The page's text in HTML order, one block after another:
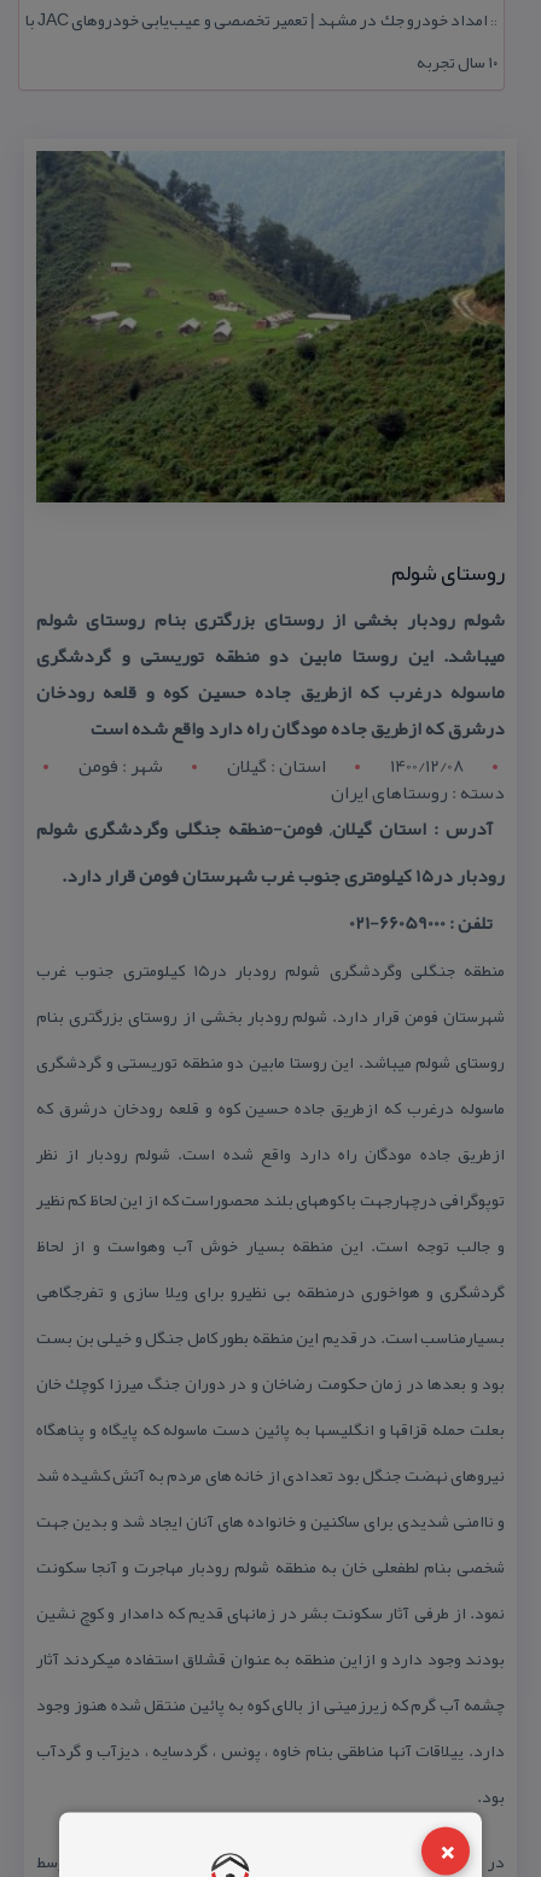
×
::
امداد خودرو جك در مشهد | تعمیر تخصصی و عیب‌یابی خودروهای JAC با
۱۰ سال تجربه
روستای شولم
شولم رودبار بخشی از روستای بزرگتری بنام روستای شولم
میباشد. این روستا مابین دو منطقه توریستی و گردشگری
ماسوله درغرب كه ازطریق جاده حسین كوه و قلعه رودخان
درشرق كه ازطریق جاده مودگان راه دارد واقع شده است
1400/12/08
استان : گيلان شهر : فومن
دسته : روستاهای ایران
آدرس : استان گیلان, فومن-منطقه جنگلی وگردشگری شولم
رودبار در۱۵ كیلومتری جنوب غرب شهرستان فومن قرار دارد.
تلفن : 66059000-021
منطقه جنگلی وگردشگری شولم رودبار در۱۵ كیلومتری جنوب غرب
شهرستان فومن قرار دارد. شولم رودبار بخشی از روستای بزرگتری بنام
روستای شولم میباشد. این روستا مابین دو منطقه توریستی و گردشگری
ماسوله درغرب كه ازطریق جاده حسین كوه و قلعه رودخان درشرق كه
ازطریق جاده مودگان راه دارد واقع شده است. شولم رودبار از نظر
توپوگرافی درچهارجهت با كوههای بلند محصوراست كه از این لحاظ كم نظیر
و جالب توجه است. این منطقه بسیار خوش آب وهواست و از لحاظ
گردشگری و هواخوری درمنطقه بی نظیرو برای ویلا سازی و تفرجگاهی
بسیارمناسب است. در قدیم این منطقه بطور كامل جنگل و خیلی بن بست
بود و بعدها در زمان حكومت رضاخان و در دوران جنگ میرزا كوچك خان
بعلت حمله قزاقها و انگلیسها به پائین دست ماسوله كه پایگاه و پناهگاه
نیروهای نهضت جنگل بود تعدادی از خانه های مردم به آتش كشیده شد
و ناامنی شدیدی برای ساكنین و خانواده های آنان ایجاد شد و بدین جهت
شخصی بنام لطفعلی خان به منطقه شولم رودبار مهاجرت و آنجا سكونت
نمود. از طرفی آثار سكونت بشر در زمانهای قدیم كه دامدار و كوچ نشین
بودند وجود دارد و ازاین منطقه به عنوان قشلاق استفاده میكردند آثار
چشمه آب گرم كه زیرزمینی از بالای كوه به پائین منتقل شده هنوز وجود
دارد. ییلاقات آنها مناطقی بنام خاوه ، پونس ، گردسایه ، دیزآب و گردآب
بود.
در زمان قبل ازانقلاب تا ابتدای روستای شولم جاده سازی شد اما توسط